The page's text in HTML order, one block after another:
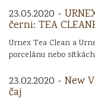
23.05.2020 -
černi: TEA
Urnex Tea Clean a
porcelánu nebo sítkách
23.02.2020 - New
čaj